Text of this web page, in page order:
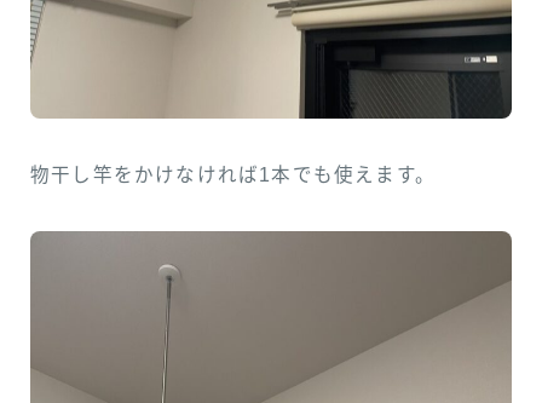
物干し竿をかけなければ1本でも使えます。